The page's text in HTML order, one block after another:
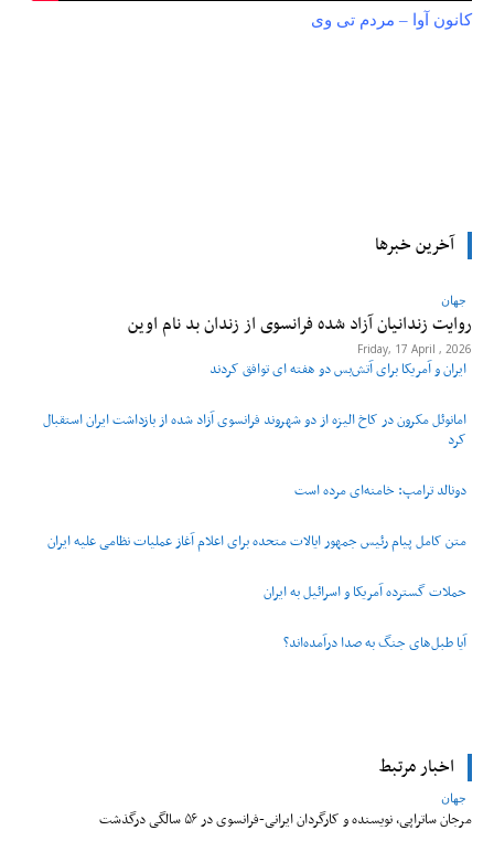
کانون آوا – مردم تی وی
آخرین خبرها
جهان
روایت زندانیان آزاد شده فرانسوی از زندان ‌بد نام اوین
Friday, 17 April , 2026
ایران و آمریکا برای آتش‌بس دو هفته‌ ای توافق کردند
امانوئل مکرون در کاخ الیزه از دو شهروند فرانسوی آزاد شده از بازداشت ایران استقبال
کرد
دونالد ترامپ: خامنه‌ای مرده است
متن کامل پیام رئیس جمهور ایالات متحده برای اعلام آغاز عملیات نظامی علیه ایران
حملات گسترده آمریکا و اسرائیل به ایران
آیا طبل‌های جنگ به صدا درآمده‌اند؟
اخبار مرتبط
جهان
مرجان ساتراپی، نویسنده و کارگردان ایرانی-فرانسوی در ۵۶ سالگی درگذشت